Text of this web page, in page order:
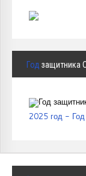
Год защитника
2025 год - Год